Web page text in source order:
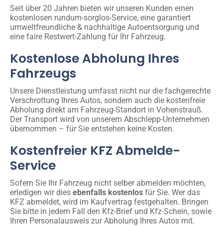
Seit über 20 Jahren bieten wir unseren Kunden einen
kostenlosen rundum-sorglos-Service, eine garantiert
umweltfreundliche & nachhaltige Autoentsorgung und
eine faire Restwert-Zahlung für Ihr Fahrzeug.
Kostenlose Abholung Ihres
Fahrzeugs
Unsere Dienstleistung umfasst nicht nur die fachgerechte
Verschrottung Ihres Autos, sondern auch die kostenfreie
Abholung direkt am Fahrzeug-Standort in Vohenstrauß.
Der Transport wird von unserem Abschlepp-Unternehmen
übernommen – für Sie entstehen keine Kosten.
Kostenfreier KFZ Abmelde-
Service
Sofern Sie Ihr Fahrzeug nicht selber abmelden möchten,
erledigen wir dies ebenfalls kostenlos für Sie. Wer das
KFZ abmeldet, wird im Kaufvertrag festgehalten. Bringen
Sie bitte in jedem Fall den Kfz-Brief und Kfz-Schein, sowie
Ihren Personalausweis zur Abholung Ihres Autos mit.